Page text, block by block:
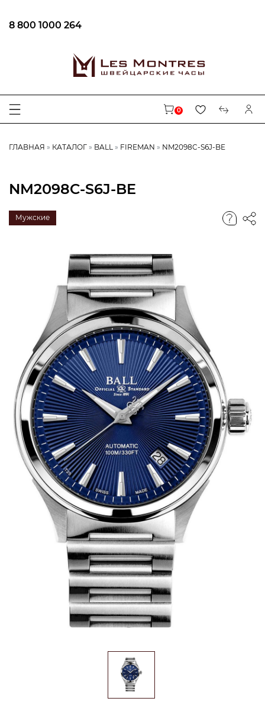
8 800 1000 264
0
ГЛАВНАЯ КАТАЛОГ BALL FIREMAN NM2098C-S6J-BE
NM2098C-S6J-BE
Мужские